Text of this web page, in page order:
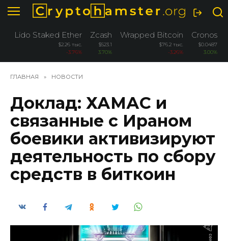
Перейти
содержанию
Lido Staked Ether
$2.26 тыс.
-3.76%
Zcash
$523.1
3.70%
Wrapped Bitcoin
$76.2 тыс.
-3.26%
Cronos
$0.0487
3.00%
ГЛАВНАЯ » НОВОСТИ
Доклад: ХАМАС и
связанные с Ираном
боевики активизируют
деятельность по сбору
средств в биткоин